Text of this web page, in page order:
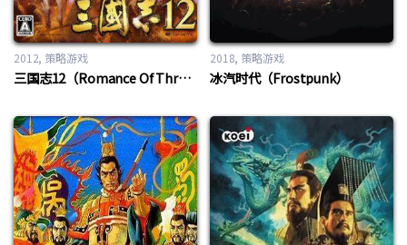
2012 策略游戏
三国志12（Romance Of Three Kingdom 12）
2018 策略游戏
冰汽时代（Frostpunk）